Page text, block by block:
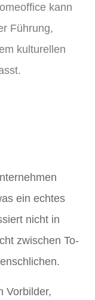
kann
Führung,
kulturellen
ein echtes
nicht in
zwischen To-
Vorbilder,